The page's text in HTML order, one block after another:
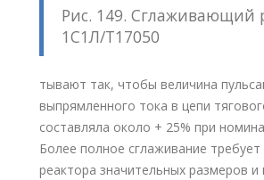
Рис. 149. Сглаживающий
1С1Л/Т17050
тывают так, чтобы величина
выпрямленного тока в цепи
составляла около + 25% при
Более полное сглаживание
реактора значительных размеров и